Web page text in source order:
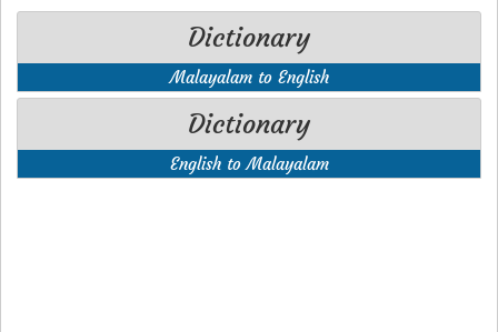
Dictionary
Malayalam to English
Dictionary
English to Malayalam